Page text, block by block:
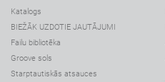
Katalogs
BIEŽĀK UZDOTIE JAUTĀJUMI
Failu bibliotēka
Groove sols
Starptautiskās atsauces